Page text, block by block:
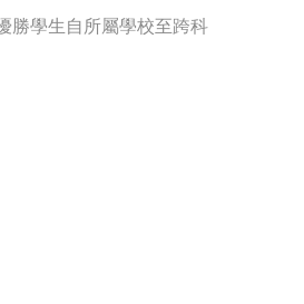
勝學生自所屬學校至跨科